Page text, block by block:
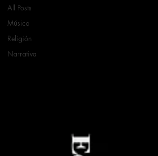
All Posts
Música
Religión
Narrativa